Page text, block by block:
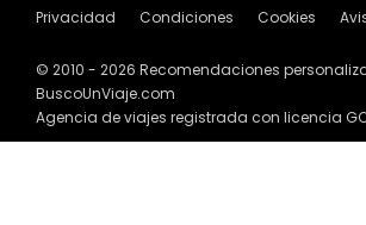
Privacidad Condiciones Cookies
© 2010 - 2026 Recomendaciones
BuscoUnViaje.com
Agencia de viajes registrada con licencia